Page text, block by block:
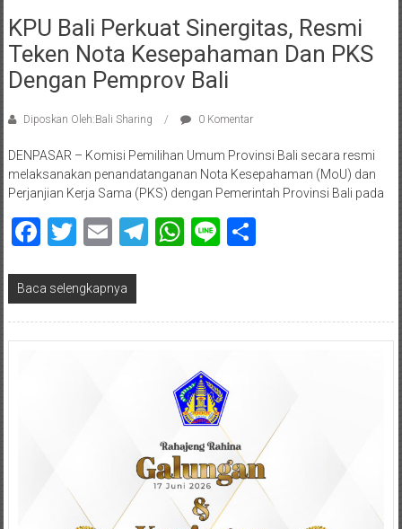
KPU Bali Perkuat Sinergitas, Resmi
Teken Nota Kesepahaman Dan PKS
Dengan Pemprov Bali
Diposkan Oleh:Bali Sharing 0 Komentar
DENPASAR – Komisi Pemilihan Umum Provinsi Bali secara resmi
melaksanakan penandatanganan Nota Kesepahaman (MoU) dan
Perjanjian Kerja Sama (PKS) dengan Pemerintah Provinsi Bali pada
Facebook
Twitter
EmailTelegram
WhatsApp
Line
Baca selengkapnya